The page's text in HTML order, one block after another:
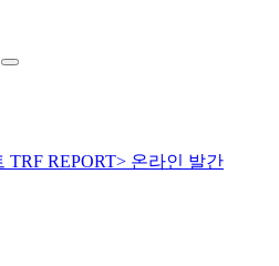
REPORT> 온라인 발간